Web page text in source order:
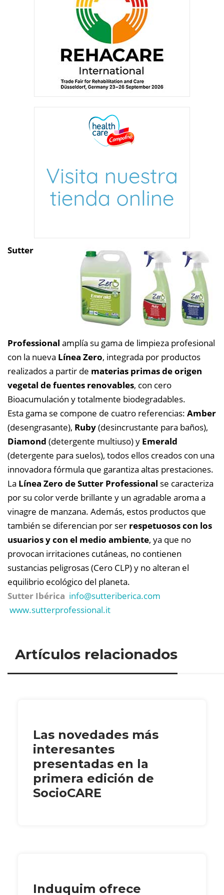
Sutter
Professional amplía su gama de limpieza profesional
con la nueva Línea Zero, integrada por productos
realizados a partir de materias primas de origen
vegetal de fuentes renovables, con cero
Bioacumulación y totalmente biodegradables.
Esta gama se compone de cuatro referencias: Amber
(desengrasante), Ruby(desincrustante para baños),
Diamond (detergente multiuso) y Emerald
(detergente para suelos), todos ellos creados con una
innovadora fórmula que garantiza altas prestaciones.
La Línea Zero de Sutter Professional se caracteriza
por su color verde brillante y un agradable aroma a
vinagre de manzana. Además, estos productos que
también se diferencian por ser respetuosos con los
usuarios y con el medio ambiente, ya que no
provocan irritaciones cutáneas, no contienen
sustancias peligrosas (Cero CLP) y no alteran el
equilibrio ecológico del planeta.
Sutter Ibérica info@sutteriberica.com
www.sutterprofessional.it
Artículos relacionados
Las novedades más
interesantes
presentadas en la
primera edición de
SocioCARE
Induquim ofrece